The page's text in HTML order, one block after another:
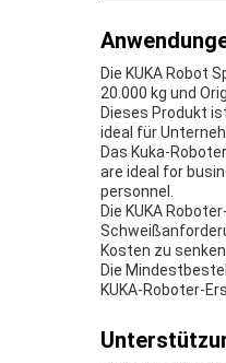
Die KUKA Robot
20.000 kg und
Dieses Produkt
ideal für
Das Kuka-
are ideal for
personnel.
Die KUKA
Kosten zu
Die
KUKA-Roboter-